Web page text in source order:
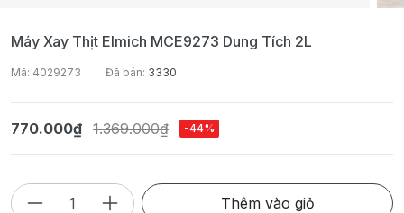
Máy Xay Thịt Elmich MCE9273 Dung Tích 2L
Mã: 4029273 Đã bán: 3330
770.000₫ 1.369.000₫ -44%
Thêm vào giỏ